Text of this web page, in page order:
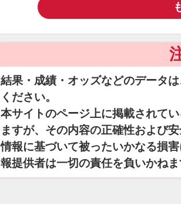
結果・成績・オッズなどのデータ
ください。
本サイトのページ上に掲載されて
ますが、その内容の正確性および
情報に基づいて被ったいかなる損
報提供者は一切の責任を負いかねま